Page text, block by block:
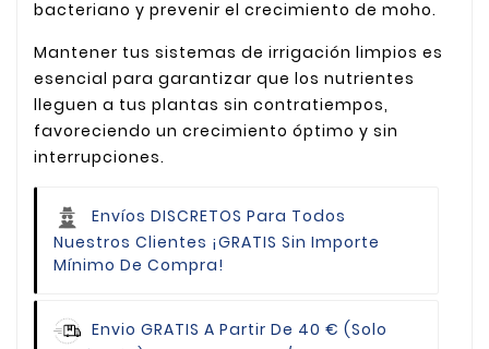
bacteriano y prevenir el crecimiento de moho.
Mantener tus sistemas de irrigación limpios es
esencial para garantizar que los nutrientes
lleguen a tus plantas sin contratiempos,
favoreciendo un crecimiento óptimo y sin
interrupciones.
Envíos DISCRETOS Para Todos
Nuestros Clientes ¡GRATIS Sin Importe
Mínimo De Compra!
Envio GRATIS A Partir De 40 € (Solo